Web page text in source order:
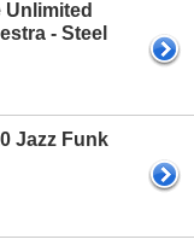
- Steel
Jazz Funk